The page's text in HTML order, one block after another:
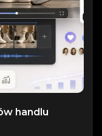
handlu